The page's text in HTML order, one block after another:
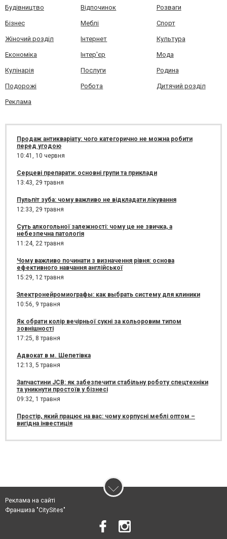
Будівництво Відпочинок Розваги
Бізнес Меблі Спорт
Жіночий розділ Інтернет Культура
Економіка Інтер'єр Мода
Кулінарія Послуги Родина
Подорожі Робота Дитячий розділ
Реклама
Продаж антикваріату: чого категорично не можна робити
перед угодою
10:41, 10 червня
Серцеві препарати: основні групи та приклади
13:43, 29 травня
Пульпіт зуба: чому важливо не відкладати лікування
12:33, 29 травня
Суть алкогольної залежності: чому це не звичка, а
небезпечна патологія
11:24, 22 травня
Чому важливо починати з визначення рівня: основа
ефективного навчання англійської
15:29, 12 травня
Электронейромиографы: как выбрать систему для клиники
10:56, 9 травня
Як обрати колір вечірньої сукні за кольоровим типом
зовнішності
17:25, 8 травня
Адвокат в м. Шепетівка
12:13, 5 травня
Запчастини JCB: як забезпечити стабільну роботу спецтехніки
та уникнути простоїв у бізнесі
09:32, 1 травня
Простір, який працює на вас: чому корпусні меблі оптом –
вигідна інвестиція
Реклама на сайті
Франшиза "CitySites"